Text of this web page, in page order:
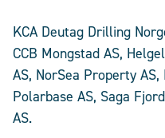
KCA Deutag Drilling
CCB Mongstad AS,
AS, NorSea Property
Polarbase AS, Saga
AS.